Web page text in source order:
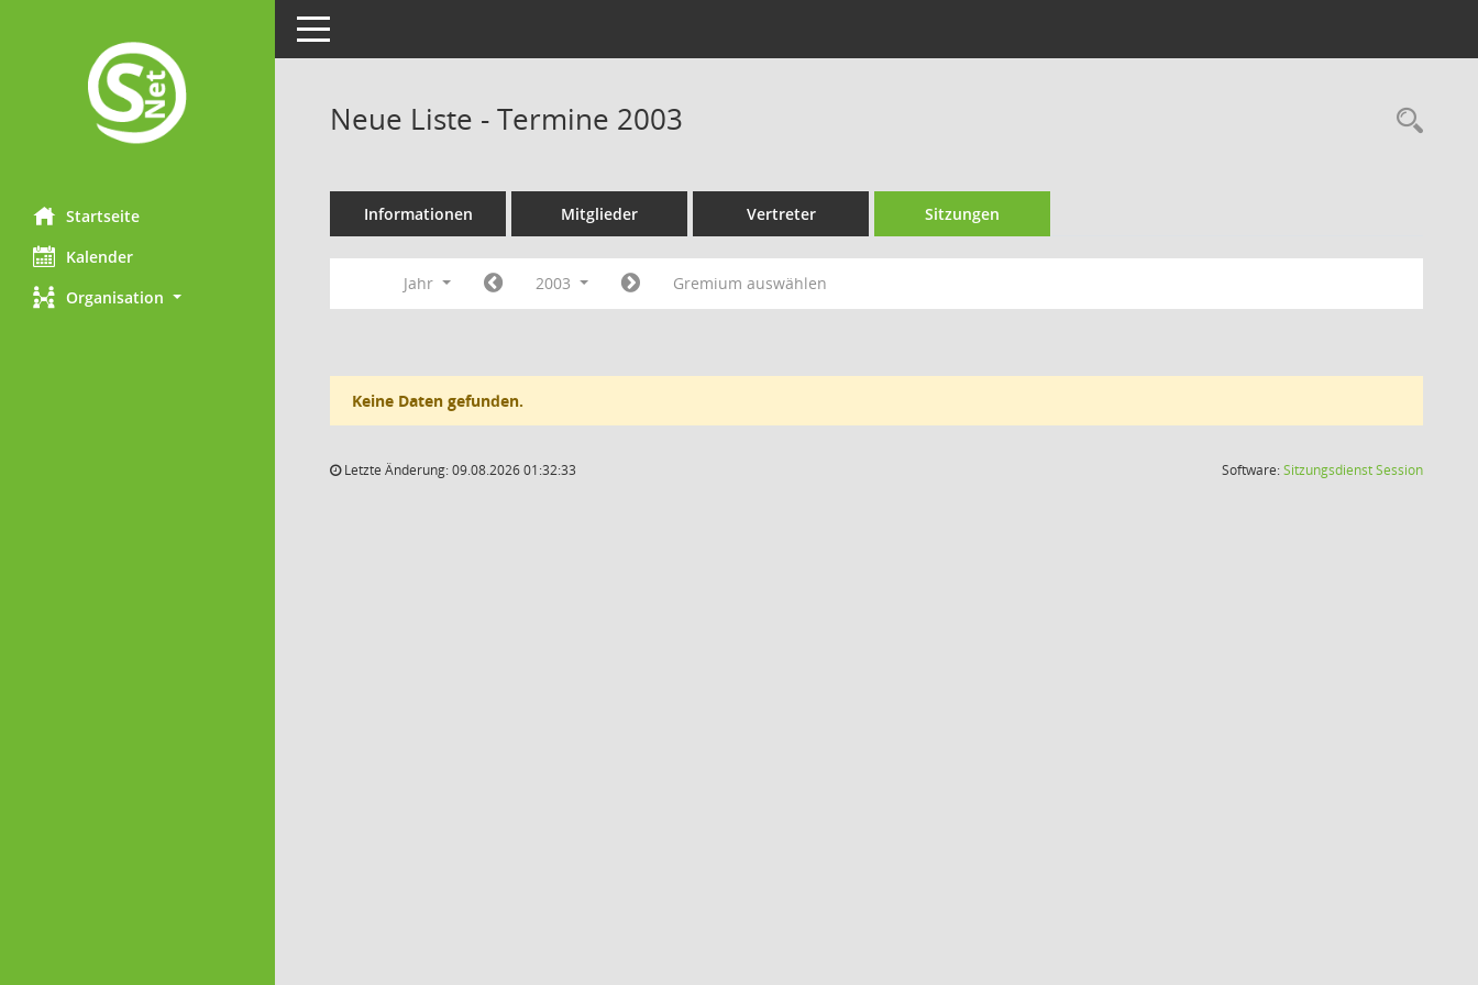
Startseite
Kalender
Organisation
Toggle navigation
Neue Liste - Termine 2003
Informationen Mitglieder Vertreter Sitzungen
Jahr 2003 Gremium auswählen
Keine Daten gefunden.
Letzte Änderung: 09.08.2026 01:32:33 Software:SitzungsdienstSession(Wird in